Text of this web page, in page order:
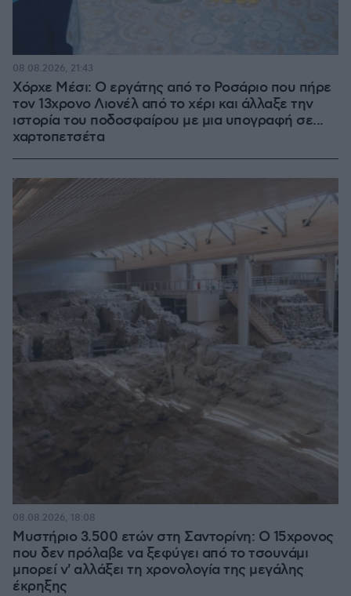
Χόρχε Μέσι: Ο εργάτης από το Ροσάριο που πήρε
τον 13χρονο Λιονέλ από το χέρι και άλλαξε την
ιστορία του ποδοσφαίρου με μια υπογραφή σε...
χαρτοπετσέτα
08.08.2026, 21:43
Μυστήριο 3.500 ετών στη Σαντορίνη: Ο 15χρονος
που δεν πρόλαβε να ξεφύγει από το τσουνάμι
μπορεί ν' αλλάξει τη χρονολογία της μεγάλης
έκρηξης
08.08.2026, 18:08